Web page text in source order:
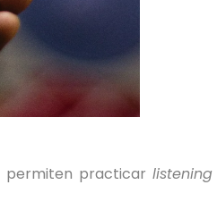
permiten practicar listening